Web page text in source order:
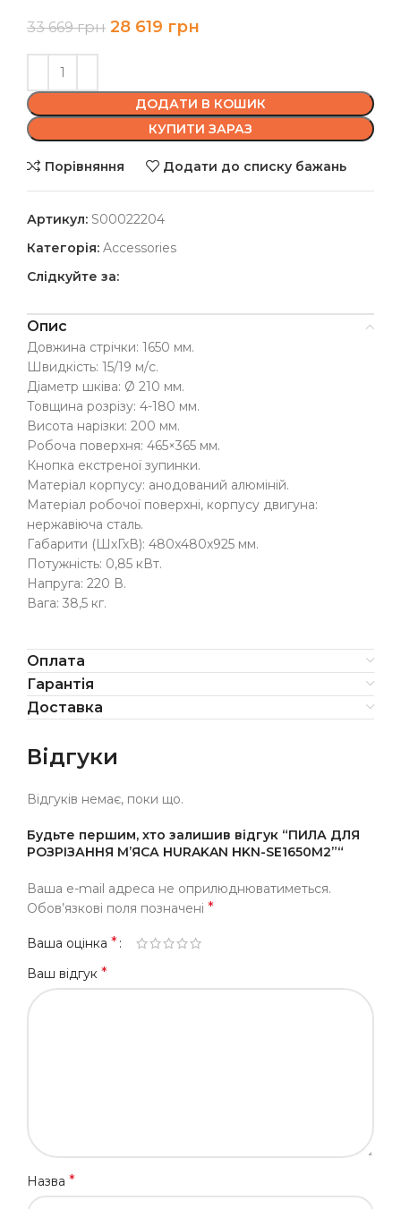
33 669грн 28 619 грн
ДОДАТИ В КОШИК
КУПИТИ ЗАРАЗ
Порівняння Додати до списку бажань
Артикул: S00022204
Категорія: Accessories
Слідкуйте за:
Опис
Довжина стрічки: 1650 мм.
Швидкість: 15/19 м/с.
Діаметр шківа: Ø 210 мм.
Товщина розрізу: 4-180 мм.
Висота нарізки: 200 мм.
Робоча поверхня: 465×365 мм.
Кнопка екстреної зупинки.
Матеріал корпусу: анодований алюміній.
Матеріал робочої поверхні, корпусу двигуна:
нержавіюча сталь.
Габарити (ШхГхВ): 480x480x925 мм.
Потужність: 0,85 кВт.
Напруга: 220 В.
Вага: 38,5 кг.
Оплата
Гарантія
Доставка
Відгуки
Відгуків немає, поки що.
Будьте першим, хто залишив відгук “ПИЛА ДЛЯ
РОЗРІЗАННЯ М’ЯСА HURAKAN HKN-SE1650M2”“
Ваша e-mail адреса не оприлюднюватиметься.
Обов’язкові поля позначені *
Ваша оцінка *
Ваш відгук *
Назва *